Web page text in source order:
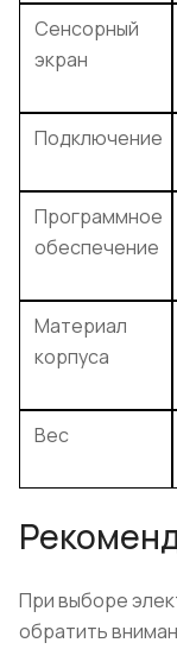
Сенсорный
экран
Подключение
Программное
обеспечение
Материал
корпуса
Вес
При выборе
обратить